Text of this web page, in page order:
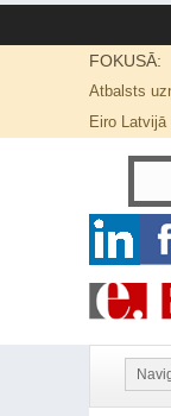
FOKUSĀ:
Atbalsts
Eiro Latvijā